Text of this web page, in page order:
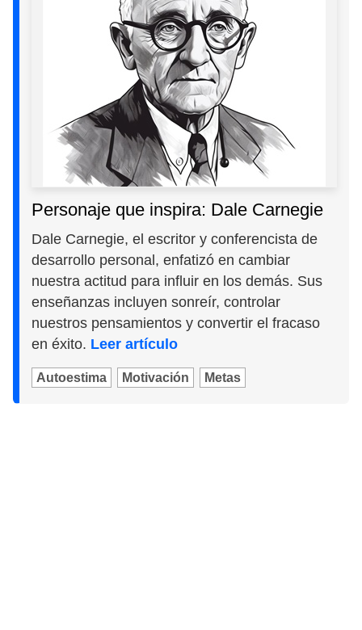
Personaje que inspira: Dale Carnegie
Dale Carnegie, el escritor y conferencista de
desarrollo personal, enfatizó en cambiar
nuestra actitud para influir en los demás. Sus
enseñanzas incluyen sonreír, controlar
nuestros pensamientos y convertir el fracaso
en éxito. Leer artículo
Autoestima Motivación Metas